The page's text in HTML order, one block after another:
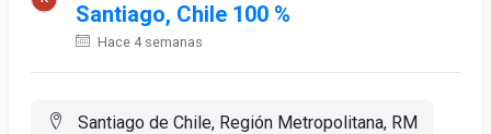
Santiago, Chile 100 %
Hace 4 semanas
Santiago de Chile, Región Metropolitana, RM